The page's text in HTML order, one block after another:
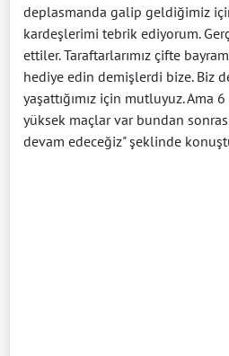
deplasmanda galip geldiğimiz
kardeşlerimi tebrik ediyorum.
ettiler. Taraftarlarımız çifte
hediye edin demişlerdi bize. Biz
yaşattığımız için mutluyuz. Ama
yüksek maçlar var bundan
devam edeceğiz" şeklinde